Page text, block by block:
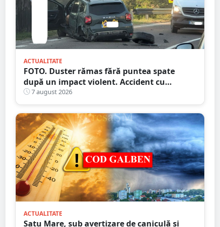
ACTUALITATE
FOTO. Duster rămas fără puntea spate
după un impact violent. Accident cu
implicarea unei mașini din Satu Mare
7 august 2026
ACTUALITATE
Satu Mare, sub avertizare de caniculă și